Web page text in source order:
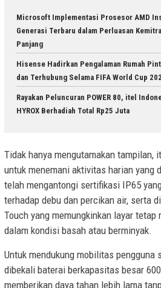
Microsoft Implementasi Prosesor AMD
Generasi Terbaru dalam Perluasan
Panjang
Hisense Hadirkan Pengalaman Rumah
dan Terhubung Selama FIFA World Cup
Rayakan Peluncuran POWER 80, itel
HYROX Berhadiah Total Rp25 Juta
Tidak hanya mengutamakan tampilan,
untuk menemani aktivitas harian yang
telah mengantongi sertifikasi IP65
terhadap debu dan percikan air, serta
Touch yang memungkinkan layar
dalam kondisi basah atau berminyak.
Untuk mendukung mobilitas pengguna
dibekali baterai berkapasitas besar
memberikan daya tahan lebih lama